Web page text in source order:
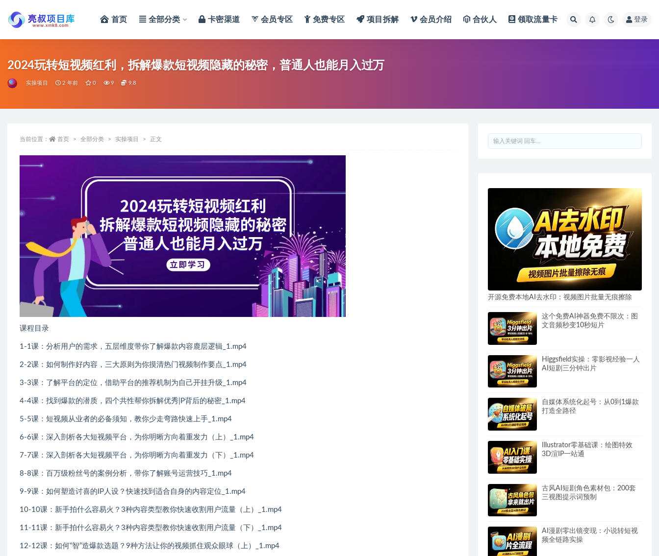
首页 全部分类 卡密渠道 会员专区 免费专区 项目拆解 会员介绍 合伙人 领取流量卡 登录
2024玩转短视频红利，拆解爆款短视频隐藏的秘密，普通人也能月入过万
实操项目 2 年前 0 9 9.8
当前位置： 首页 全部分类 实操项目 正文
课程目录
1-1课：分析用户的需求，五层维度带你了解爆款内容鹿层逻辑_1.mp4
2-2课：如何制作好内容，三大原则为你摸清热门视频制作要点_1.mp4
3-3课：了解平台的定位，借助平台的推荐机制为自己开挂升级_1.mp4
4-4课：找到爆款的潜质，四个共性帮你拆解优秀|P背后的秘密_1.mp4
5-5课：短视频从业者的必备须知，教你少走弯路快速上手_1.mp4
6-6课：深入剖析各大短视频平台，为你明晰方向着重发力（上）_1.mp4
7-7课：深入剖析各大短视频平台，为你明晰方向着重发力（下）_1.mp4
8-8课：百万级粉丝号的案例分析，带你了解账号运营技巧_1.mp4
9-9课：如何塑造讨喜的IP人设？快速找到适合自身的内容定位_1.mp4
10-10课：新手拍什么容易火？3种内容类型教你快速收割用户流量（上）_1.mp4
11-11课：新手拍什么容易火？3种内容类型教你快速收割用户流量（下）_1.mp4
12-12课：如何“智”造爆款选题？9种方法让你的视频抓住观众眼球（上）_1.mp4
开源免费本地AI去水印：视频图片批量无痕擦除
这个免费AI神器免费不限次：图
文音频秒变10秒短片
Higgsfield实操：零影视经验一人
AI短剧三分钟出片
自媒体系统化起号：从0到1爆款
打造全路径
Illustrator零基础课：绘图特效
3D渲IP一站通
古风AI短剧角色素材包：200套
三视图提示词预制
AI漫剧零出镜变现：小说转短视
频全链路实操